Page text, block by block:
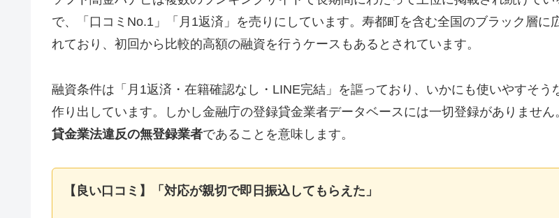
で、「口コミNo.1」「月1返済」を売りにしています。寿都町を含む全国のブラック層に
れており、初回から比較的高額の融資を行うケースもあるとされています。
融資条件は「月1返済・在籍確認なし・LINE完結」を謳っており、いかにも使いやすそう
作り出しています。しかし金融庁の登録貸金業者データベースには一切登録がありません
貸金業法違反の無登録業者であることを意味します。
【良い口コミ】「対応が親切で即日振込してもらえた」